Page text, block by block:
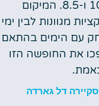
עם שתי בנות בגילאי 10 ו-8.5. המיקום
מגוונות לבין ימי
עם הימים בהתאם
את החופשה הזו
דל גארדה